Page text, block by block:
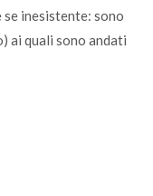
inesistente: sono
ai quali sono andati